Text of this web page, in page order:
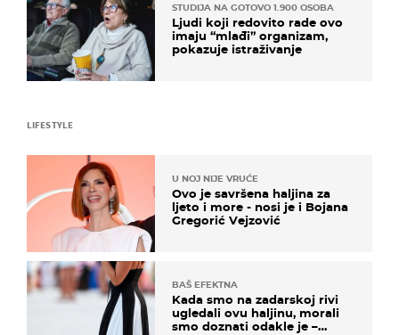
STUDIJA NA GOTOVO 1.900 OSOBA
Ljudi koji redovito rade ovo
imaju “mlađi” organizam,
pokazuje istraživanje
LIFESTYLE
U NOJ NIJE VRUĆE
Ovo je savršena haljina za
ljeto i more - nosi je i Bojana
Gregorić Vejzović
BAŠ EFEKTNA
Kada smo na zadarskoj rivi
ugledali ovu haljinu, morali
smo doznati odakle je –